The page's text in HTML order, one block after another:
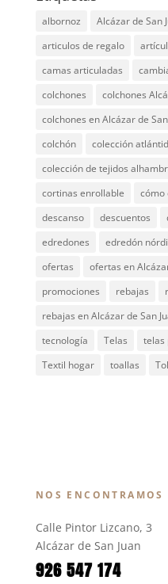
albornoz Alcázar de San
articulos de regalo
camas articuladas
colchones
colchones
colchones en Alcázar de
colchón
colección
colección de tejidos
cortinas enrollable
cómo
descanso
descuentos
edredones
edredón
ofertas
ofertas en
promociones
rebajas
rebajas en Alcázar de San
tecnología
Telas telas
Textil hogar
toallas
NOS ENCONTRAMOS
Calle Pintor Lizcano, 3
Alcázar de San Juan
926 547 174